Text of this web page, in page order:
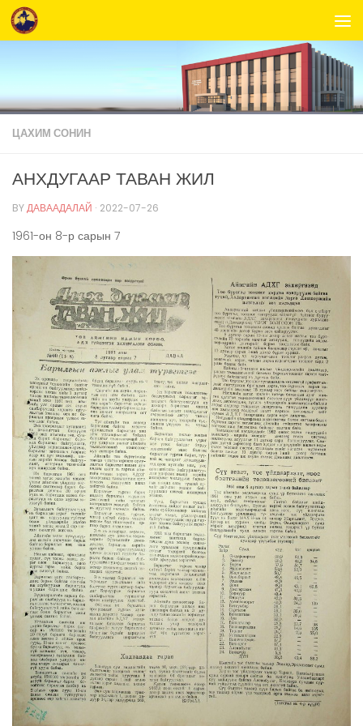
Skip to content
ЦАХИМ СОНИН
АНХДУГААР ТАВАН ЖИЛ
BYДАВААДАЛАЙ · 2022-07-26
1961-он 8-р сарын 7